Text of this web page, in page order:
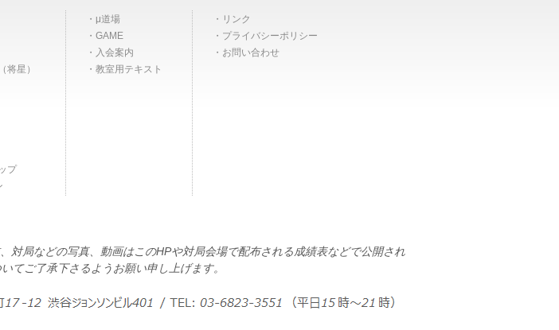
将星）
プ
μ道場
GAME
入会案内
教室用テキスト
リンク
プライバシーポリシー
お問い合わせ
局などの写真、動画はこのHPや対局会場で配布される成績表などで公開され
てご了承下さるようお願い申し上げます。